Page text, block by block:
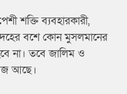
শক্তি ব্যবহারকারী,
বশে কোন মুসলমানের
না। তবে জালিম ও
আছে।